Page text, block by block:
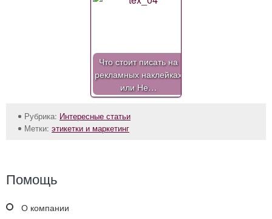
Что стоит писать на
рекламных наклейках
или Не…
Рубрика: Интересные статьи
Метки: этикетки и маркетинг
Помощь
О компании